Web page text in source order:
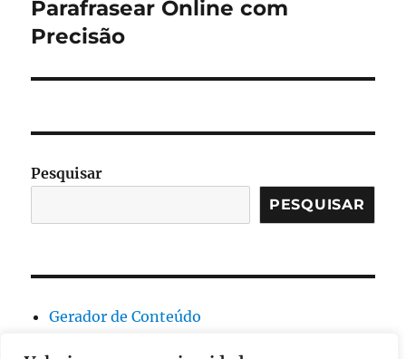
post:
Parafrasear Online com
Precisão
Pesquisar
PESQUISAR
Gerador de Conteúdo